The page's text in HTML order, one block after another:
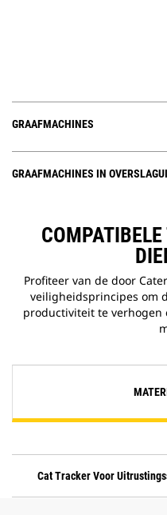
GRAAFMACHINES
GRAAFMACHINES IN
Profiteer van de door
veiligheidsprincipes om
productiviteit te
Cat Tracker Voor